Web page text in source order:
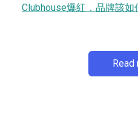
Clubhouse爆紅，品牌該如
Read